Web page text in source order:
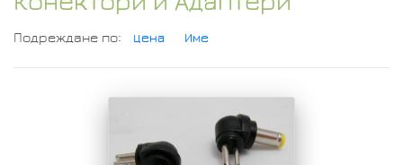
Подреждане по: Цена Име